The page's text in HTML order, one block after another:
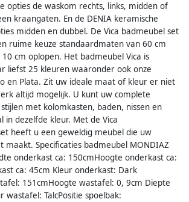
opties de waskom rechts, links, midden of
kraangaten. En de DENIA keramische
midden en dubbel. De Vica badmeubel set
ruime keuze standaardmaten van 60 cm
cm oplopen. Het badmeubel Vica is
liefst 25 kleuren waaronder ook onze
en Plata. Zit uw ideale maat of kleur er niet
altijd mogelijk. U kunt uw complete
met kolomkasten, baden, nissen en
in dezelfde kleur. Met de Vica
heeft u een geweldig meubel die uw
maakt. Specificaties badmeubel MONDIAZ
onderkast ca: 150cmHoogte onderkast ca:
ca: 45cm Kleur onderkast: Dark
151cmHoogte wastafel: 0, 9cm Diepte
wastafel: TalcPositie spoelbak: